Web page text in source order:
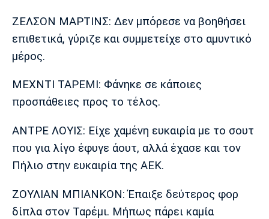
ΖΕΛΣΟΝ ΜΑΡΤΙΝΣ: Δεν μπόρεσε να βοηθήσει
επιθετικά, γύριζε και συμμετείχε στο αμυντικό
μέρος.
ΜΕΧΝΤΙ ΤΑΡΕΜΙ: Φάνηκε σε κάποιες
προσπάθειες προς το τέλος.
ΑΝΤΡΕ ΛΟΥΙΣ: Είχε χαμένη ευκαιρία με το σουτ
που για λίγο έφυγε άουτ, αλλά έχασε και τον
Πήλιο στην ευκαιρία της ΑΕΚ.
ΖΟΥΛΙΑΝ ΜΠΙΑΝΚΟΝ: Έπαιξε δεύτερος φορ
δίπλα στον Ταρέμι. Μήπως πάρει καμία